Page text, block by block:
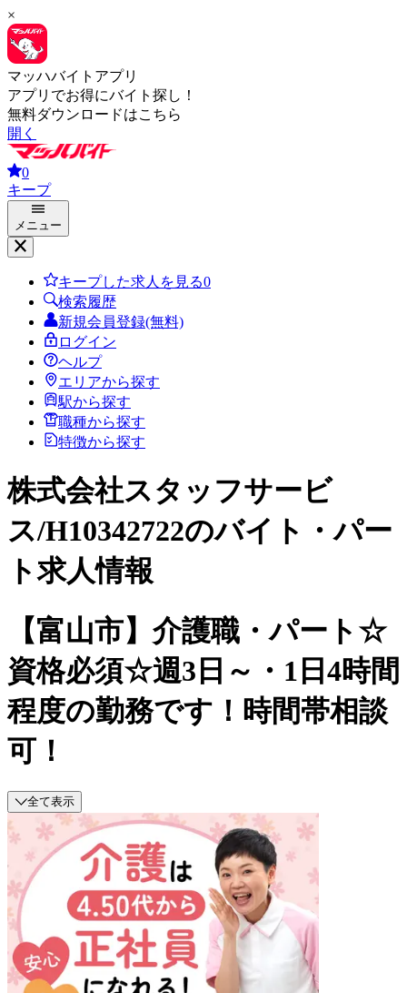
×
マッハバイトアプリ
アプリでお得にバイト探し！
無料ダウンロードはこちら
開く
0
キープ
メニュー
キープした求人を見る0
検索履歴
新規会員登録(無料)
ログイン
ヘルプ
エリアから探す
駅から探す
職種から探す
特徴から探す
株式会社スタッフサービ
ス/H10342722のバイト・パー
ト求人情報
【富山市】介護職・パート☆
資格必須☆週3日～・1日4時間
程度の勤務です！時間帯相談
可！
全て表示